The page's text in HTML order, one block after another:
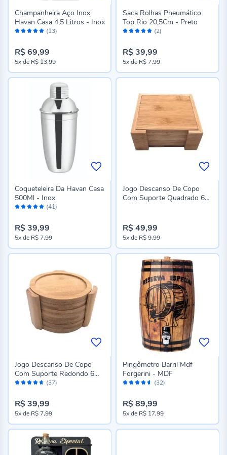
Avaliação: (13)
Champanheira Aço Inox
Havan Casa 4,5 Litros - Inox
R$ 69,99
5xde R$ 13,99
Avaliação: (2)
Saca Rolhas Pneumático
Top Rio 20,5Cm - Preto
R$ 39,99
5xde R$ 7,99
Avaliação: (41)
Coqueteleira Da Havan Casa
500Ml - Inox
R$ 39,99
5xde R$ 7,99
Jogo Descanso De Copo
Com Suporte Quadrado 6
R$ 49,99
5xde R$ 9,99
Avaliação: (37)
Jogo Descanso De Copo
Com Suporte Redondo 6
Peças - Bambu
R$ 39,99
5xde R$ 7,99
Avaliação: (32)
Pingômetro Barril Mdf
Forgerini - MDF
R$ 89,99
5xde R$ 17,99